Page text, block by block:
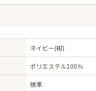
ネイビー(紺)
ポリエステル100％
標準